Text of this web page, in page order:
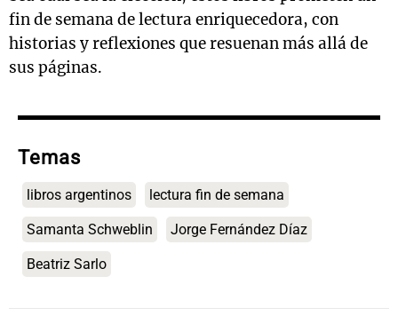
fin de semana de lectura enriquecedora, con
historias y reflexiones que resuenan más allá de
sus páginas.
Temas
libros argentinos lectura fin de semana
Samanta Schweblin Jorge Fernández Díaz
Beatriz Sarlo